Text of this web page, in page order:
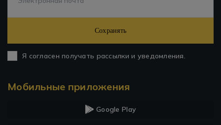
Сохранять
Я согласен получать рассылки и уведомления.
Мобильные приложения
Google Play